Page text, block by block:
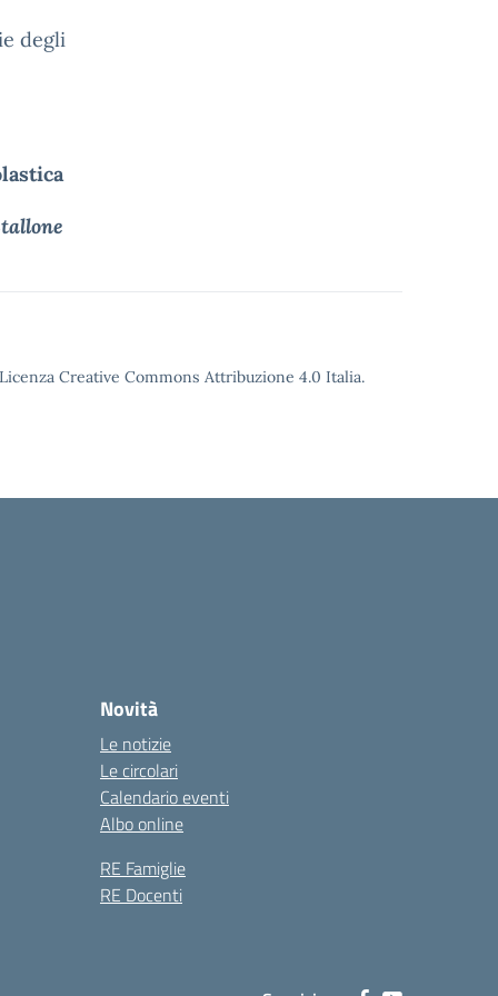
degli
Creative Commons Attribuzione 4.0 Italia.
Novità
Le notizie
Le circolari
Calendario eventi
Albo online
RE Famiglie
RE Docenti